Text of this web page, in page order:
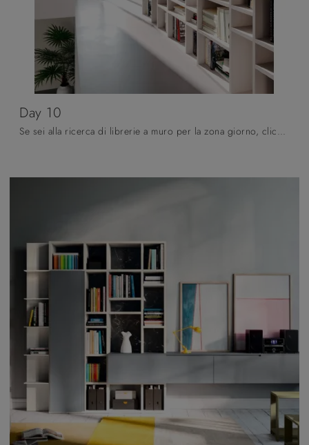
Day 10
Se sei alla ricerca di librerie a muro per la zona giorno, clicca e scopri le nostre soluzioni moderne: il modello Day 10 Orme ti attende!